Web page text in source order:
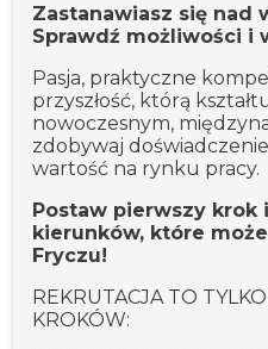
Zastanawiasz się nad
Sprawdź możliwości i
Pasja, praktyczne
przyszłość, którą
nowoczesnym,
zdobywaj
wartość na rynku pracy.
Postaw pierwszy krok
kierunków, które
Fryczu!
REKRUTACJA TO
KROKÓW: